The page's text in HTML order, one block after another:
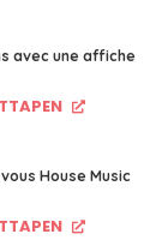
avec une affiche
House Music